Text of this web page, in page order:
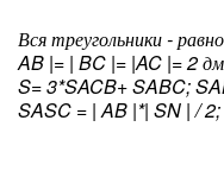
Вся треугольники -
AB |= | BC |= |AC |= 2 дм
S= 3*SACB+ SABC; S
SASC = | AB |*| SN | / 2;